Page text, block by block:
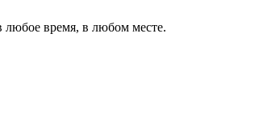
любое время, в любом месте.